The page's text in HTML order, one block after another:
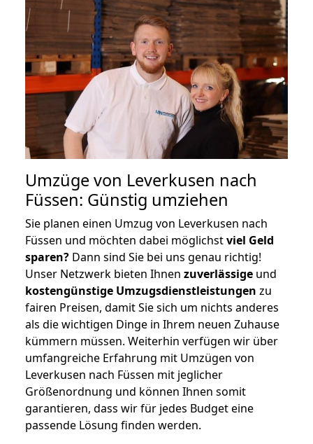
Umzüge von Leverkusen nach
Füssen: Günstig umziehen
Sie planen einen Umzug von Leverkusen nach
Füssen und möchten dabei möglichstviel Geld
sparen? Dann sind Sie bei uns genau richtig!
Unser Netzwerk bieten Ihnen zuverlässige und
kostengünstige Umzugsdienstleistungen zu
fairen Preisen, damit Sie sich um nichts anderes
als die wichtigen Dinge in Ihrem neuen Zuhause
kümmern müssen. Weiterhin verfügen wir über
umfangreiche Erfahrung mit Umzügen von
Leverkusen nach Füssen mit jeglicher
Größenordnung und können Ihnen somit
garantieren, dass wir für jedes Budget eine
passende Lösung finden werden.